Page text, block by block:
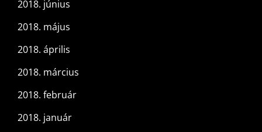
2018. június
2018. május
2018. április
2018. március
2018. február
2018. január